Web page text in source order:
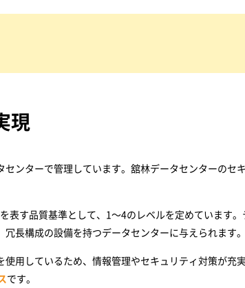
現
ンターで管理しています。舘林データセンターのセ
表す品質基準として、1～4のレベルを定めています。
長構成の設備を持つデータセンターに与えられます。
用しているため、情報管理やセキュリティ対策が充
です。